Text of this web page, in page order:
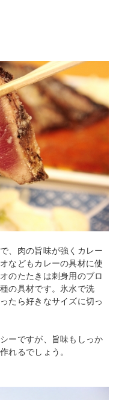
、肉の旨味が強くカレー
などもカレーの具材に使
のたたきは刺身用のブロ
の具材です。氷水で洗
たら好きなサイズに切っ
ーですが、旨味もしっか
れるでしょう。